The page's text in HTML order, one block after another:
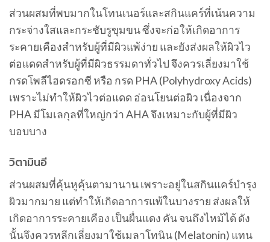
ส่วนผสมที่พบมากในโทนเนอร์และสกินแคร์ที่เน้นความ
กระจ่างใสและกระชับรูขุมขน ซึ่งจะก่อให้เกิดอาการ
ระคายเคืองสำหรับผู้ที่มีผิวแพ้ง่าย และยังส่งผลให้ผิวไว
ต่อแดดสำหรับผู้ที่มีผิวธรรมดาทั่วไป จึงควรเลี่ยงมาใช้
กรดโพลีไฮดรอกซี หรือ กรด PHA (Polyhydroxy Acids)
เพราะไม่ทำให้ผิวไวต่อแดด อ่อนโยนต่อผิว เนื่องจาก
PHA มีโมเลกุลที่ใหญ่กว่า AHA จึงเหมาะกับผู้ที่มีผิว
บอบบาง
วิตามินอี
ส่วนผสมที่คุ้นหูคุ้นตามานาน เพราะอยู่ในสกินแคร์บำรุง
ผิวมากมาย แต่ทำให้เกิดอาการแพ้ในบางราย ส่งผลให้
เกิดอาการระคายเคือง เป็นผื่นแดง คัน จนถึงไหม้ได้ ดัง
นั้นจึงควรหลีกเลี่ยงมาใช้เมลาโทนิน (Melatonin) แทน